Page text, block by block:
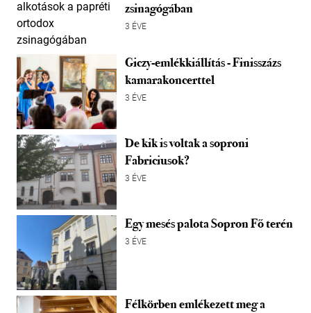
zsinagógában
3 ÉVE
Giczy-emlékkiállítás - Finisszázs
kamarakoncerttel
3 ÉVE
De kik is voltak a soproni
Fabriciusok?
3 ÉVE
Egy mesés palota Sopron Fő terén
3 ÉVE
Félkörben emlékezett meg a